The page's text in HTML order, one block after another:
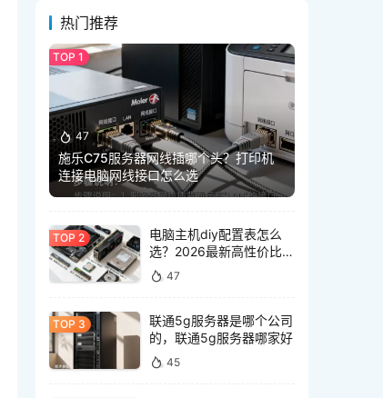
热门推荐
47
施乐C75服务器网线插哪个头？打印机
连接电脑网线接口怎么选
电脑主机diy配置表怎么
选？2026最新高性价比装
机清单推荐
47
联通5g服务器是哪个公司
的，联通5g服务器哪家好
45